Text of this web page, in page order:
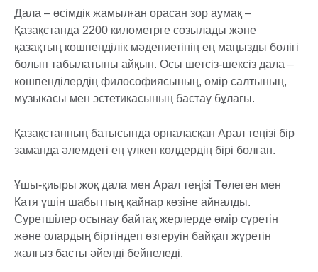
Дала – өсімдік жамылған орасан зор аумақ –
Қазақстанда 2200 километрге созылады және
қазақтың көшпенділік мәдениетінің ең маңызды бөлігі
болып табылатыны айқын. Осы шетсіз-шексіз дала –
көшпенділердің философиясының, өмір салтының,
музыкасы мен эстетикасының бастау бұлағы.
Қазақстанның батысында орналасқан Арал теңізі бір
заманда әлемдегі ең үлкен көлдердің бірі болған.
Ұшы-қиыры жоқ дала мен Арал теңізі Төлеген мен
Катя үшін шабыттың қайнар көзіне айналды.
Суретшілер осынау байтақ жерлерде өмір сүретін
және олардың біртіндеп өзгеруін байқап жүретін
жалғыз басты әйелді бейнеледі.